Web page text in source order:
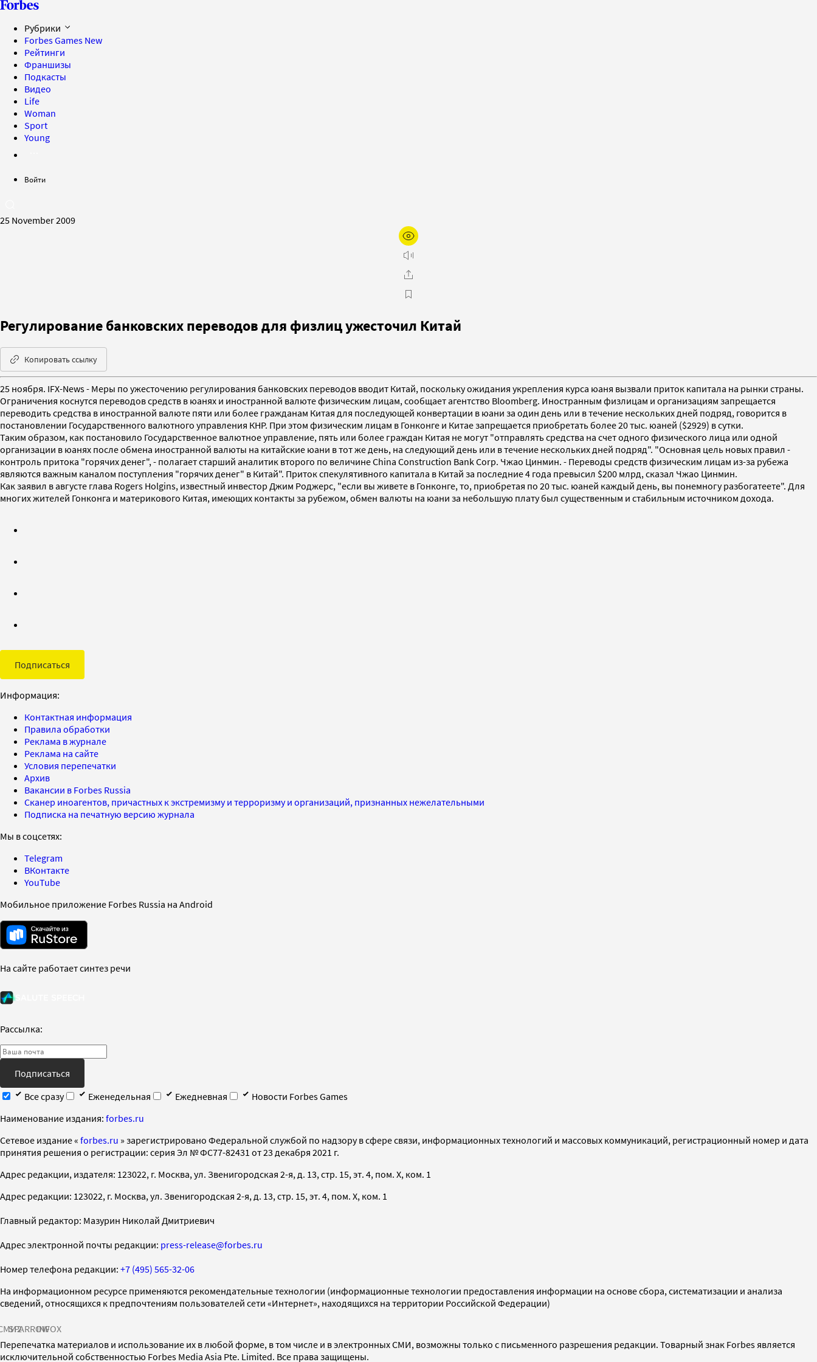
Рубрики
Forbes Games New
Рейтинги
Франшизы
Подкасты
Видео
Life
Woman
Sport
Young
Войти
25 November 2009
Регулирование банковских переводов для физлиц ужесточил Китай
Копировать ссылку
25 ноября. IFX-News - Меры по ужесточению регулирования банковских переводов вводит Китай, поскольку ожидания укрепления курса юаня вызвали приток капитала на рынки страны.
Ограничения коснутся переводов средств в юанях и иностранной валюте физическим лицам, сообщает агентство Bloomberg. Иностранным физлицам и организациям запрещается
переводить средства в иностранной валюте пяти или более гражданам Китая для последующей конвертации в юани за один день или в течение нескольких дней подряд, говорится в
постановлении Государственного валютного управления КНР. При этом физическим лицам в Гонконге и Китае запрещается приобретать более 20 тыс. юаней ($2929) в сутки.
Таким образом, как постановило Государственное валютное управление, пять или более граждан Китая не могут "отправлять средства на счет одного физического лица или одной
организации в юанях после обмена иностранной валюты на китайские юани в тот же день, на следующий день или в течение нескольких дней подряд". "Основная цель новых правил -
контроль притока "горячих денег", - полагает старший аналитик второго по величине China Construction Bank Corp. Чжао Цинмин. - Переводы средств физическим лицам из-за рубежа
являются важным каналом поступления "горячих денег" в Китай". Приток спекулятивного капитала в Китай за последние 4 года превысил $200 млрд, сказал Чжао Цинмин.
Как заявил в августе глава Rogers Holgins, известный инвестор Джим Роджерс, "если вы живете в Гонконге, то, приобретая по 20 тыс. юаней каждый день, вы понемногу разбогатеете". Для
многих жителей Гонконга и материкового Китая, имеющих контакты за рубежом, обмен валюты на юани за небольшую плату был существенным и стабильным источником дохода.
Подписаться
Информация:
Контактная информация
Правила обработки
Реклама в журнале
Реклама на сайте
Условия перепечатки
Архив
Вакансии в Forbes Russia
Сканер иноагентов, причастных к экстремизму и терроризму и организаций, признанных нежелательными
Подписка на печатную версию журнала
Мы в соцсетях:
Telegram
ВКонтакте
YouTube
Мобильное приложение Forbes Russia на Android
На сайте работает синтез речи
Рассылка:
Подписаться
Все сразу
Еженедельная Ежедневная
Новости Forbes Games
Наименование издания: forbes.ru
Cетевое издание « forbes.ru » зарегистрировано Федеральной службой по надзору в сфере связи, информационных технологий и массовых коммуникаций, регистрационный номер и дата
принятия решения о регистрации: серия Эл № ФС77-82431 от 23 декабря 2021 г.
Адрес редакции, издателя: 123022, г. Москва, ул. Звенигородская 2-я, д. 13, стр. 15, эт. 4, пом. X, ком. 1
Адрес редакции: 123022, г. Москва, ул. Звенигородская 2-я, д. 13, стр. 15, эт. 4, пом. X, ком. 1
Главный редактор: Мазурин Николай Дмитриевич
Адрес электронной почты редакции: press-release@forbes.ru
Номер телефона редакции: +7 (495) 565-32-06
На информационном ресурсе применяются рекомендательные технологии (информационные технологии предоставления информации на основе сбора, систематизации и анализа
сведений, относящихся к предпочтениям пользователей сети «Интернет», находящихся на территории Российской Федерации)
SPARROWINFOX
Перепечатка материалов и использование их в любой форме, в том числе и в электронных СМИ, возможны только с письменного разрешения редакции. Товарный знак Forbes является
исключительной собственностью Forbes Media Asia Pte. Limited. Все права защищены.